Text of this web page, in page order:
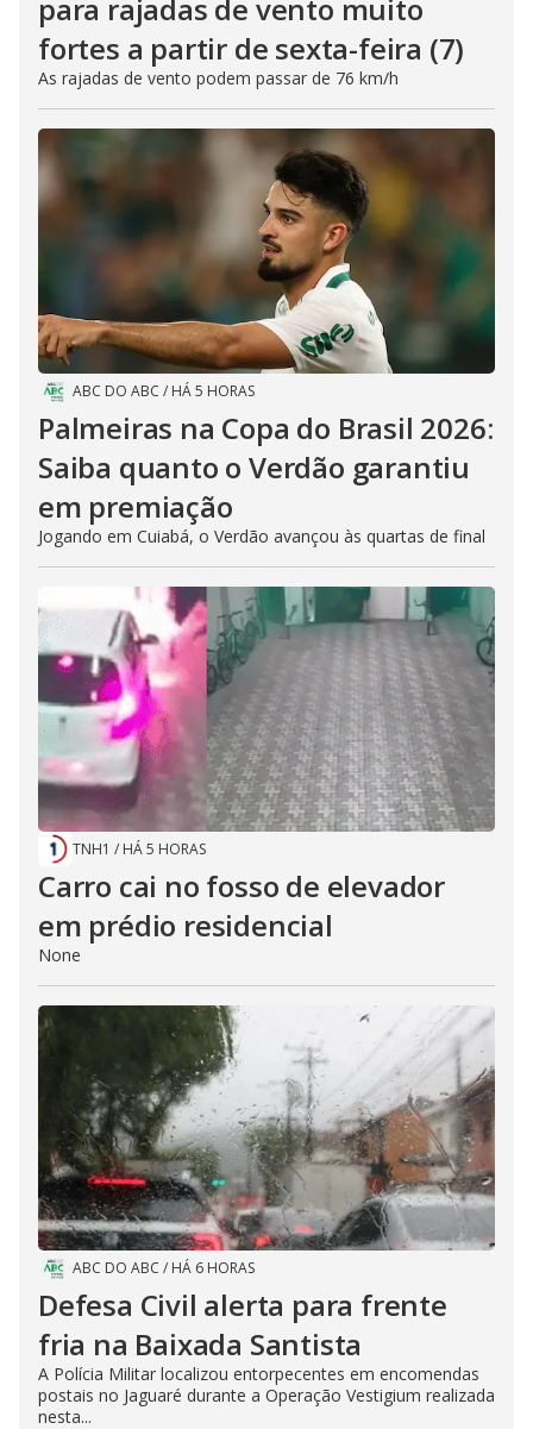
para rajadas de vento muito
fortes a partir de sexta-feira (7)
As rajadas de vento podem passar de 76 km/h
ABC DO ABC / HÁ 5 HORAS
Palmeiras na Copa do Brasil 2026:
Saiba quanto o Verdão garantiu
em premiação
Jogando em Cuiabá, o Verdão avançou às quartas de final
TNH1 / HÁ 5 HORAS
Carro cai no fosso de elevador
em prédio residencial
None
ABC DO ABC / HÁ 6 HORAS
Defesa Civil alerta para frente
fria na Baixada Santista
A Polícia Militar localizou entorpecentes em encomendas
postais no Jaguaré durante a Operação Vestigium realizada
nesta...